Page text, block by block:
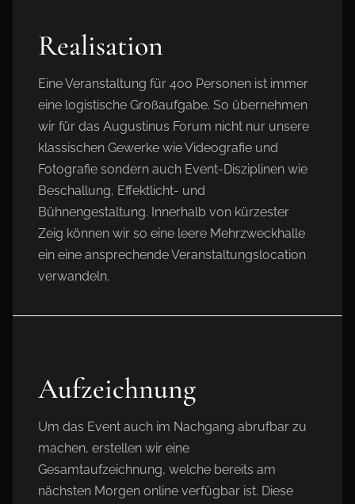
Realisation
Eine Veranstaltung für 400 Personen ist immer
eine logistische Großaufgabe. So übernehmen
wir für das Augustinus Forum nicht nur unsere
klassischen Gewerke wie Videografie und
Fotografie sondern auch Event-Disziplinen wie
Beschallung, Effektlicht- und
Bühnengestaltung. Innerhalb von kürzester
Zeig können wir so eine leere Mehrzweckhalle
ein eine ansprechende Veranstaltungslocation
verwandeln.
Aufzeichnung
Um das Event auch im Nachgang abrufbar zu
machen, erstellen wir eine
Gesamtaufzeichnung, welche bereits am
nächsten Morgen online verfügbar ist. Diese